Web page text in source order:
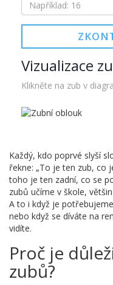
Vizualizace
Klikněte na zub v
Každý, kdo poprvé slyší
řekne: „To je ten zub, co
toho je ten zadní, co se
zubů učíme v škole,
A to i když je
nebo když se díváte na
vidíte.
Proč je
zubů?